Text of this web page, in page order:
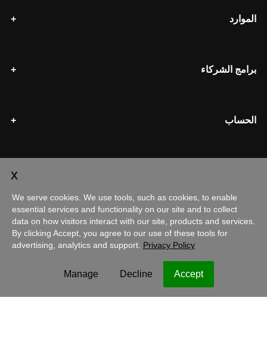
الموارد
برامج الشركاء
الحساب